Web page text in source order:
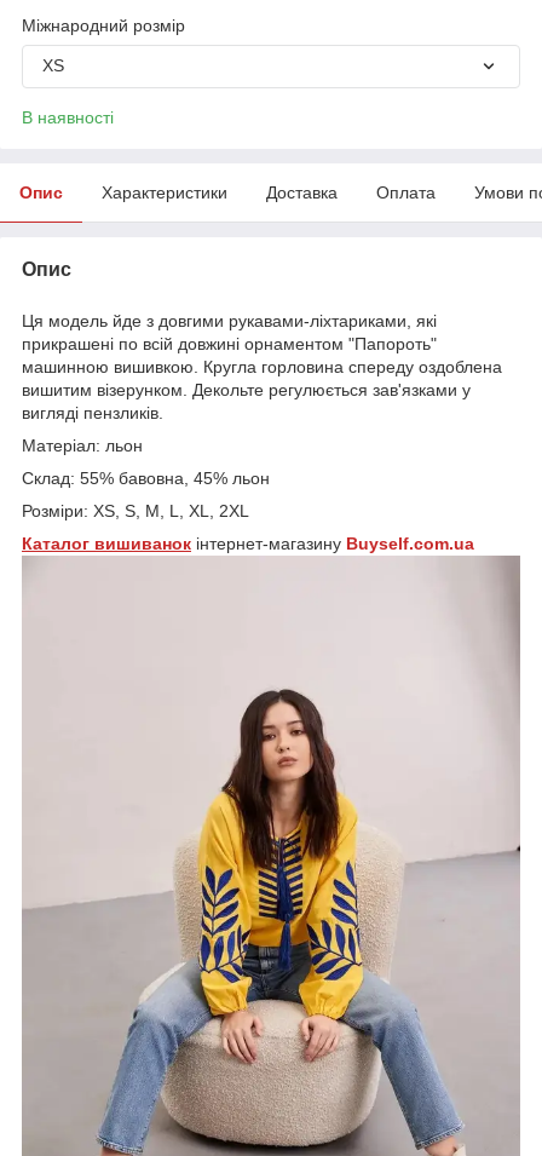
Міжнародний розмір
XS
В наявності
Опис Характеристики Доставка Оплата Умови
Опис
Ця модель йде з довгими рукавами-ліхтариками, які
прикрашені по всій довжині орнаментом "Папороть"
машинною вишивкою. Кругла горловина спереду оздоблена
вишитим візерунком. Декольте регулюється зав'язками у
вигляді пензликів.
Матеріал: льон
Склад: 55% бавовна, 45% льон
Розміри: XS, S, M, L, XL, 2XL
Каталог вишиванок інтернет-магазину Buyself.com.ua